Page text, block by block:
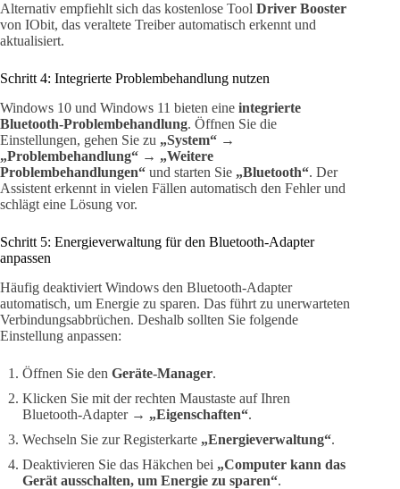
Alternativ empfiehlt sich das kostenlose Tool Driver Booster
von IObit, das veraltete Treiber automatisch erkennt und
aktualisiert.
Schritt 4: Integrierte Problembehandlung nutzen
Windows 10 und Windows 11 bieten eine integrierte
Bluetooth-Problembehandlung. Öffnen Sie die
Einstellungen, gehen Sie zu „System“ →
„Problembehandlung“ → „Weitere
Problembehandlungen“ und starten Sie „Bluetooth“. Der
Assistent erkennt in vielen Fällen automatisch den Fehler und
schlägt eine Lösung vor.
Schritt 5: Energieverwaltung für den Bluetooth-Adapter
anpassen
Häufig deaktiviert Windows den Bluetooth-Adapter
automatisch, um Energie zu sparen. Das führt zu unerwarteten
Verbindungsabbrüchen. Deshalb sollten Sie folgende
Einstellung anpassen:
Öffnen Sie den Geräte-Manager.
Klicken Sie mit der rechten Maustaste auf Ihren
Bluetooth-Adapter → „Eigenschaften“.
Wechseln Sie zur Registerkarte „Energieverwaltung“.
Deaktivieren Sie das Häkchen bei „Computer kann das
Gerät ausschalten, um Energie zu sparen“.